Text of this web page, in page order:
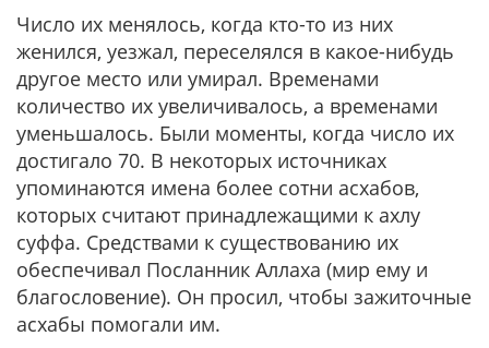
Число их менялось, когда кто-то из них
женился, уезжал, переселялся в какое-нибудь
другое место или умирал. Временами
количество их увеличивалось, а временами
уменьшалось. Были моменты, когда число их
достигало 70. В некоторых источниках
упоминаются имена более сотни асхабов,
которых считают принадлежащими к ахлу
суффа. Средствами к существованию их
обеспечивал Посланник Аллаха (мир ему и
благословение). Он просил, чтобы зажиточные
асхабы помогали им.